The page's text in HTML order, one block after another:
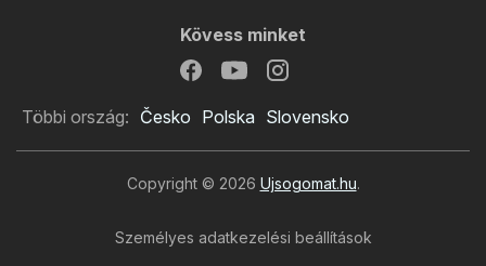
Kövess minket
Többi ország: Česko Polska Slovensko
Copyright © 2026 Ujsogomat.hu.
Személyes adatkezelési beállítások